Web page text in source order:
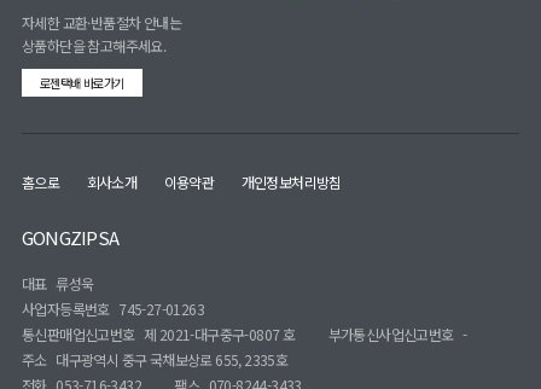
자세한 교환·반품절차 안내는
상품하단을 참고해주세요.
로젠택배 바로가기
홈으로 회사소개 이용약관 개인정보처리방침
GONGZIPSA
대표 류성욱
사업자등록번호 745-27-01263
통신판매업신고번호 제 2021-대구중구-0807 호 부가통신사업신고번호 -
주소 대구광역시 중구 국채보상로 655, 2335호